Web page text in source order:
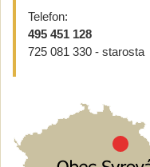
Telefon:
495 451 128
725 081 330 - starosta